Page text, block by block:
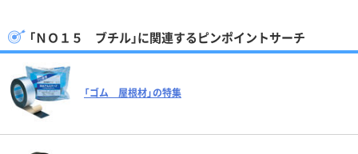
「ＮＯ１５ ブチル」に関連するピンポイントサーチ
「ゴム 屋根材」の特集